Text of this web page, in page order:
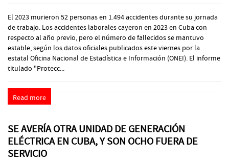
El 2023 murieron 52 personas en 1.494 accidentes durante su jornada
de trabajo. Los accidentes laborales cayeron en 2023 en Cuba con
respecto al año previo, pero el número de fallecidos se mantuvo
estable, según los datos oficiales publicados este viernes por la
estatal Oficina Nacional de Estadística e Información (ONEI). El informe
titulado "Protecc...
Read more
SE AVERÍA OTRA UNIDAD DE GENERACIÓN
ELÉCTRICA EN CUBA, Y SON OCHO FUERA DE
SERVICIO